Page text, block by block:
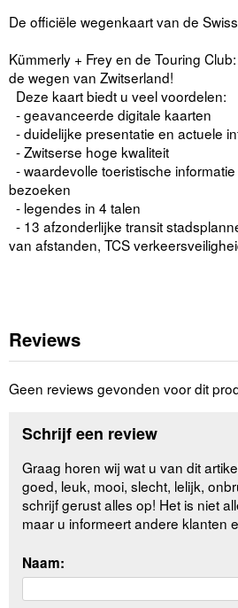
De officiële wegenkaart van de
Kümmerly + Frey en de Touring
de wegen van Zwitserland!
Deze kaart biedt u veel voordelen:
- geavanceerde digitale kaarten
- duidelijke presentatie en actuele
- Zwitserse hoge kwaliteit
- waardevolle toeristische
bezoeken
- legendes in 4 talen
- 13 afzonderlijke transit
van afstanden, TCS
Reviews
Geen reviews gevonden voor dit
Schrijf een review
Graag horen wij wat u van dit
goed, leuk, mooi, slecht, lelijk,
schrijf gerust alles op! Het is niet
maar u informeert andere klanten
Naam: